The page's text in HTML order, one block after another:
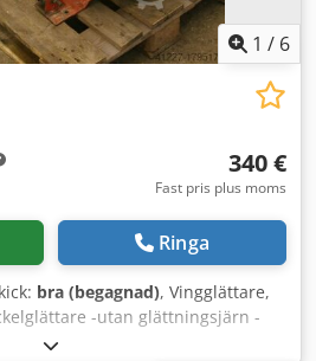
1 / 6
340 €
Fast pris plus moms
Ringa
bra (begagnad), Vingglättare,
-utan glättningsjärn -
Amrjha